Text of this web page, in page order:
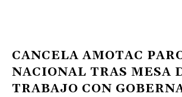
CANCELA AMOTAC
NACIONAL TRAS MESA
TRABAJO CON